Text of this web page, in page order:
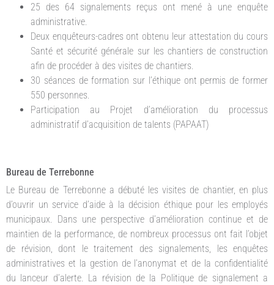
25 des 64 signalements reçus ont mené à une enquête
administrative.
Deux enquêteurs-cadres ont obtenu leur attestation du cours
Santé et sécurité générale sur les chantiers de construction
afin de procéder à des visites de chantiers.
30 séances de formation sur l’éthique ont permis de former
550 personnes.
Participation au Projet d’amélioration du processus
administratif d’acquisition de talents (PAPAAT)
Bureau de Terrebonne
Le Bureau de Terrebonne a débuté les visites de chantier, en plus
d’ouvrir un service d’aide à la décision éthique pour les employés
municipaux. Dans une perspective d’amélioration continue et de
maintien de la performance, de nombreux processus ont fait l’objet
de révision, dont le traitement des signalements, les enquêtes
administratives et la gestion de l’anonymat et de la confidentialité
du lanceur d’alerte. La révision de la Politique de signalement a